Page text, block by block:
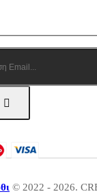
© 2022 - 2026.